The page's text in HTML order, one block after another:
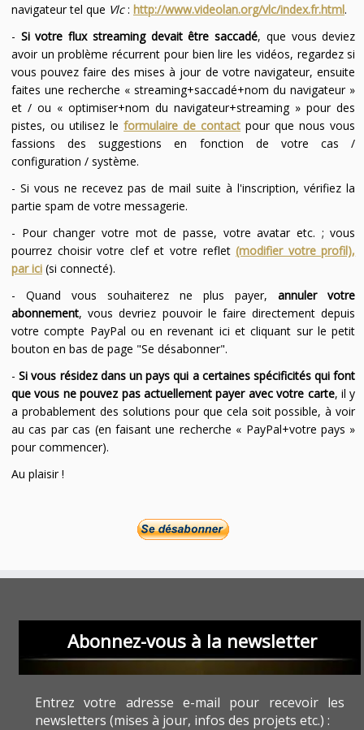
navigateur tel que Vlc: http://www.videolan.org/vlc/index.fr.html.
- Si votre flux streaming devait être saccadé, que vous deviez
avoir un problème récurrent pour bien lire les vidéos, regardez si
vous pouvez faire des mises à jour de votre navigateur, ensuite
faites une recherche « streaming+saccadé+nom du navigateur »
et / ou « optimiser+nom du navigateur+streaming » pour des
pistes, ou utilisez leformulaire de contact pour que nous vous
fassions des suggestions en fonction de votre cas /
configuration / système.
- Si vous ne recevez pas de mail suite à l'inscription, vérifiez la
partie spam de votre messagerie.
- Pour changer votre mot de passe, votre avatar etc. ; vous
pourrez choisir votre clef et votre reflet(modifier votre profil),
par ici(si connecté).
- Quand vous souhaiterez ne plus payer,annuler votre
abonnement, vous devriez pouvoir le faire directement depuis
votre compte PayPal ou en revenant ici et cliquant sur le petit
bouton en bas de page "Se désabonner".
-Si vous résidez dans un pays qui a certaines spécificités qui font
que vous ne pouvez pas actuellement payer avec votre carte, il y
a probablement des solutions pour que cela soit possible, à voir
au cas par cas (en faisant une recherche « PayPal+votre pays »
pour commencer).
Au plaisir !
Abonnez-vous à la newsletter
Entrez votre adresse e-mail pour recevoir les
newsletters (mises à jour, infos des projets etc.) :